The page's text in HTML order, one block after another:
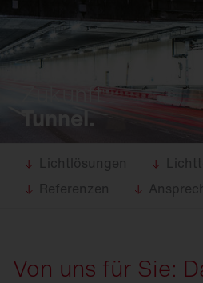
Zukunft
Tunnel.
Lichtlösungen
Referenzen
Von uns für Sie: